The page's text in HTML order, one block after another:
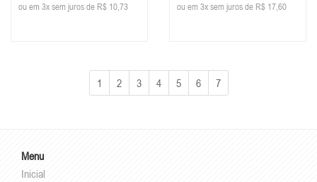
ou em 3x sem juros de R$ 10,73 ou em 3x sem juros de R$ 17,60
1 2 3 4 5 6 7
Menu
Inicial